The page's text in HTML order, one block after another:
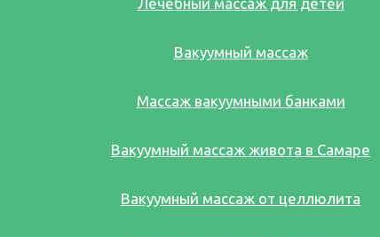
Вакуумный массаж
Массаж вакуумными банками
Вакуумный массаж живота в Самаре
Вакуумный массаж от целлюлита